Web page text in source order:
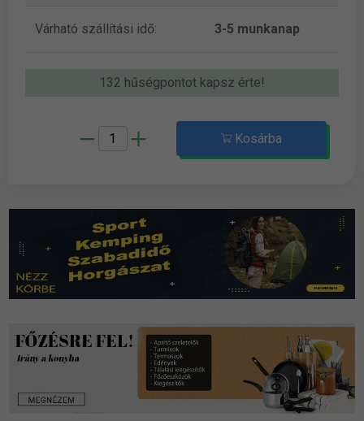
Várható szállítási idő: 3-5 munkanap
132 hűségpontot kapsz érte!
Kosárba